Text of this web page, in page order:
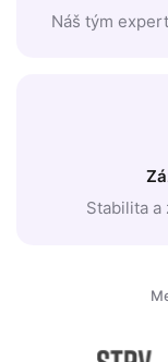
Náš tým
Stabilita